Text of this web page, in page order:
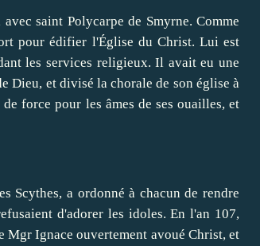
saint Polycarpe de Smyrne. Comme
pour édifier l'Église du Christ. Lui est
les services religieux. Il avait eu une
Dieu, et divisé la chorale de son église à
force pour les âmes de ses ouailles, et
a ordonné à chacun de rendre
d'adorer les idoles. En l'an 107,
Ignace ouvertement avoué Christ, et